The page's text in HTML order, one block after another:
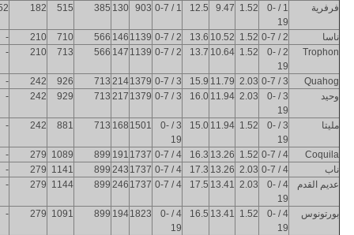
فرفرية
1 / 0-
19
1.52
9.47
12.5
1 / 0-7
903
130
385
515
182
ناسا 2 / 0-7
1.52
10.52
13.6
2 / 0-7
1139
146
566
710
210
-
Trophon
2 / 0-
19
1.52
10.64
13.7
2 / 0-7
1139
147
566
713
210
-
Quahog
3 / 0-7
2.03
11.79
15.9
3 / 0-7
1379
214
713
926
242
-
وحيد
3 / 0-
19
2.03
11.94
16.0
3 / 0-7
1379
217
713
929
242
-
مليتا
3 / 0-
19
1.52
11.94
15.0
3 / 0-
19
1501
168
713
881
242
-
Coquila
4 / 0-7
1.52
13.26
16.3
4 / 0-7
1737
191
899
1089
279
-
ناب
4 / 0-7
2.03
13.26
17.3
4 / 0-7
1737
243
899
1141
279
-
عديم القدم
4 / 0-
19
2.03
13.41
17.5
4 / 0-7
1737
246
899
1144
279
-
بورتونوس
4 / 0-
19
1.52
13.41
16.5
4 / 0-
19
1823
194
899
1091
279
-